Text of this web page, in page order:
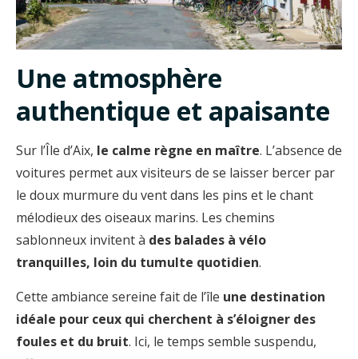
Une atmosphère
authentique et apaisante
Sur l’Île d’Aix, le calme règne en maître. L’absence de
voitures permet aux visiteurs de se laisser bercer par
le doux murmure du vent dans les pins et le chant
mélodieux des oiseaux marins. Les chemins
sablonneux invitent à des balades à vélo
tranquilles, loin du tumulte quotidien.
Cette ambiance sereine fait de l’île une destination
idéale pour ceux qui cherchent à s’éloigner des
foules et du bruit. Ici, le temps semble suspendu,